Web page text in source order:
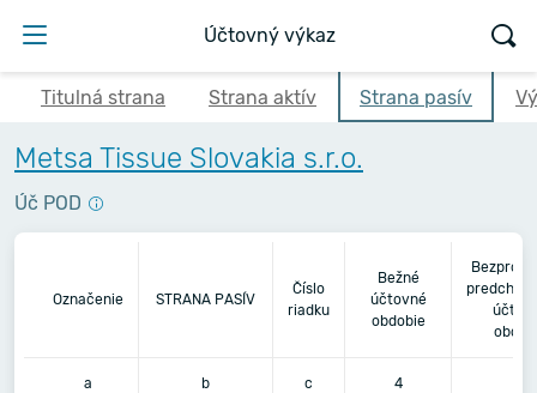
Účtovný výkaz
Titulná strana Strana aktív Strana pasív
Metsa Tissue Slovakia s.r.o.
Úč POD
Označenie STRANA PASÍV
Číslo
riadku
Bežné
účtovné
obdobie
a b c 4